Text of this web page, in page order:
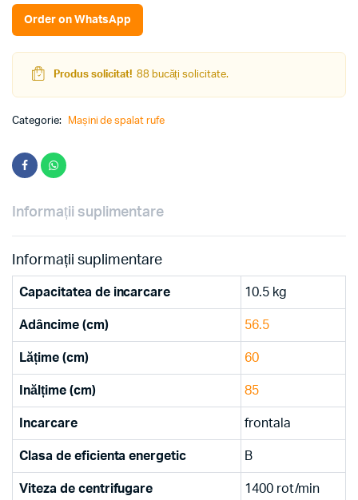
Alb
quantity
Order on WhatsApp
Produs solicitat! 88 bucăți solicitate.
Categorie: Mașini de spalat rufe
Informații suplimentare
Informații suplimentare
Capacitatea de incarcare 10.5 kg
Adâncime (cm) 56.5
Lățime (cm) 60
Inălțime (cm) 85
Incarcare frontala
Clasa de eficienta energetic B
Viteza de centrifugare 1400 rot/min